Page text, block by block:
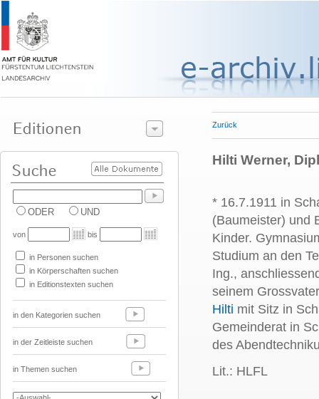
ODER UND
von bis
in Personen suchen
in Körperschaften suchen
in Editionstexten suchen
in den Kategorien suchen
in der Zeitleiste suchen
in Themen suchen
Zurück
Hilti Werner,
* 16.7.1911 in
(Baumeister) und
Kinder.
Studium an den
Ing.,
seinem
Hilti mit Sitz in
Gemeinderat in
des
Lit.: HLFL